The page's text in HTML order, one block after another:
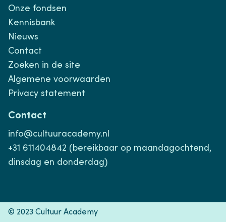
Onze fondsen
Kennisbank
Nieuws
Contact
Zoeken in de site
Algemene voorwaarden
Privacy statement
Contact
info@cultuuracademy.nl
+31 611404842 (bereikbaar op maandagochtend,
dinsdag en donderdag)
© 2023 Cultuur Academy